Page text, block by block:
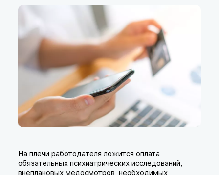
На плечи работодателя ложится оплата
обязательных психиатрических исследований,
внеплановых медосмотров, необходимых